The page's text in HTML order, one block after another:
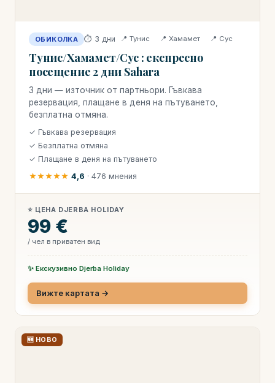
ОБИКОЛКА ⏱ 3 дни 📍 Тунис 📍 Хамамет 📍 Сус
Тунис/Хамамет/Сус : експресно
посещение 2 дни Sahara
3 дни — източник от партньори. Гъвкава
резервация, плащане в деня на пътуването,
безплатна отмяна.
✓ Гъвкава резервация
✓ Безплатна отмяна
✓ Плащане в деня на пътуването
★★★★★ 4,6 · 476 мнения
⭐ ЦЕНА DJERBA HOLIDAY
99 €
/ чел в приватен вид
✨ Екскузивно Djerba Holiday
Вижте картата →
🆕 НОВО